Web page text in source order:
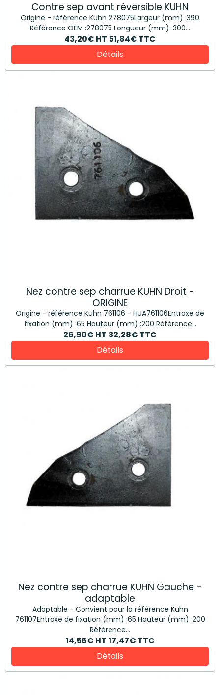
Contre sep avant réversible KUHN
Origine - référence Kuhn 278075Largeur (mm) :390
Référence OEM :278075 Longueur (mm) :300...
43,20€ HT 51,84€ TTC
Détails
Nez contre sep charrue KUHN Droit -
ORIGINE
Origine - référence Kuhn 761106 - HUA761106Entraxe de
fixation (mm) :65 Hauteur (mm) :200 Référence...
26,90€ HT 32,28€ TTC
Détails
Nez contre sep charrue KUHN Gauche -
adaptable
Adaptable - Convient pour la référence Kuhn
761107Entraxe de fixation (mm) :65 Hauteur (mm) :200
Référence...
14,56€ HT 17,47€ TTC
Détails